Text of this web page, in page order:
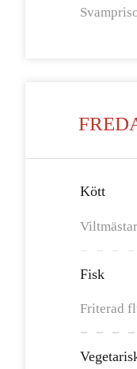
Kött
Fisk
Friterad